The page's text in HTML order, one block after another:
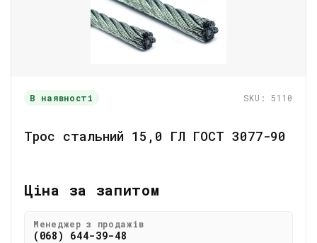
В наявності SKU: 5110
Трос стальний 15,0 ГЛ ГОСТ 3077-90
Ціна за запитом
Менеджер з продажів
(068) 644-39-48